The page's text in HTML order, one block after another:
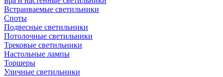
Встраиваемые светильники
Споты
Подвесные светильники
Потолочные светильники
Трековые светильники
Настольные лампы
Торшеры
Уличные светильники